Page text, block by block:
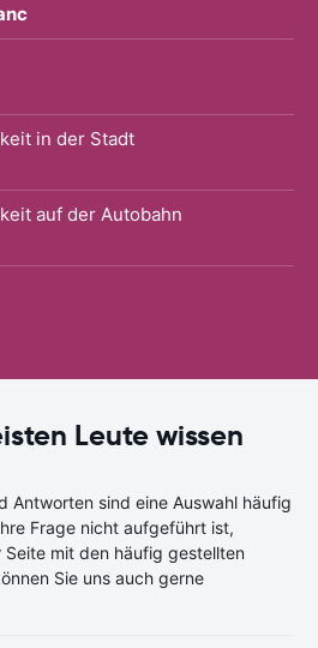
in der Stadt
auf der Autobahn
Leute wissen
Antworten sind eine Auswahl häufig
Frage nicht aufgeführt ist,
mit den häufig gestellten
Sie uns auch gerne